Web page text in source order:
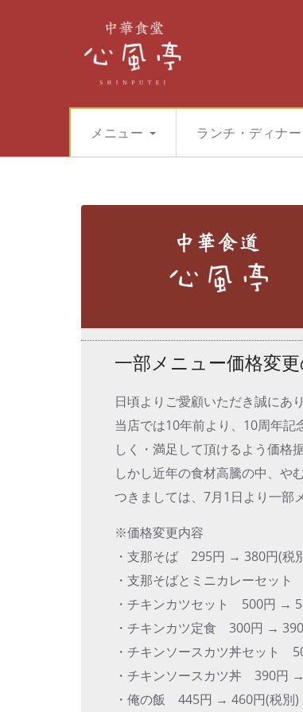
メニュー ランチ・ディナー
一部メニュー価格変
日頃よりご愛顧いただき誠にあ
当店では10年前より、10周年
しく・満足して頂けるよう価格
しかし近年の食材高騰の中、や
つきましては、7月1日より一部
※価格変更内容
・支那そば 295円 → 380円(税
・支那そばとミニカレーセッ
・チキンカツセット 500円 →
・チキンカツ定食 300円 →
・チキンソースカツ丼セット
・チキンソースカツ丼 390円
・俺の飯 445円 → 460円(税別)